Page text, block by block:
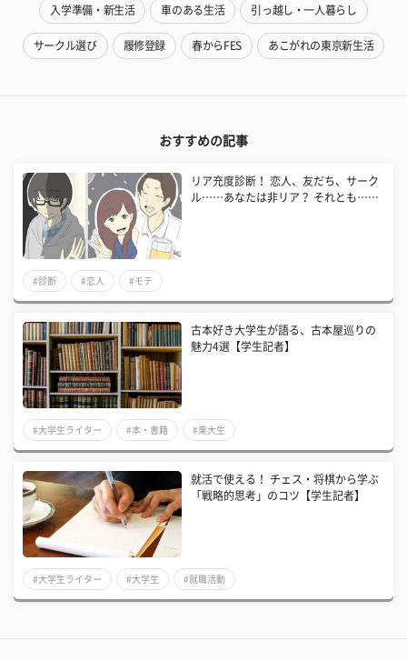
入学準備・新生活 車のある生活 引っ越し・一人暮らし
サークル選び 履修登録 春からFES あこがれの東京新生活
おすすめの記事
リア充度診断！ 恋人、友だち、サーク
ル……あなたは非リア？ それとも……
#診断 #恋人 #モテ
古本好き大学生が語る、古本屋巡りの
魅力4選【学生記者】
#大学生ライター #本・書籍 #東大生
​就活で使える！ チェス・将棋から学ぶ
「戦略的思考」のコツ【学生記者】
#大学生ライター #大学生 #就職活動